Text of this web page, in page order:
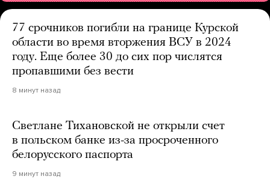
77 срочников погибли на границе Курской
области во время вторжения ВСУ в 2024
году. Еще более 30 до сих пор числятся
пропавшими без вести
8 минут назад
Светлане Тихановской не открыли счет
в польском банке из-за просроченного
белорусского паспорта
9 минут назад